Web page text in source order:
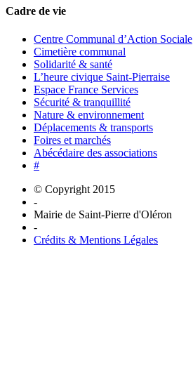
Cadre de vie
Centre Communal d’Action Sociale
Cimetière communal
Solidarité & santé
L’heure civique Saint-Pierraise
Espace France Services
Sécurité & tranquillité
Nature & environnement
Déplacements & transports
Foires et marchés
Abécédaire des associations
#
© Copyright 2015
-
Mairie de Saint-Pierre d'Oléron
-
Crédits & Mentions Légales